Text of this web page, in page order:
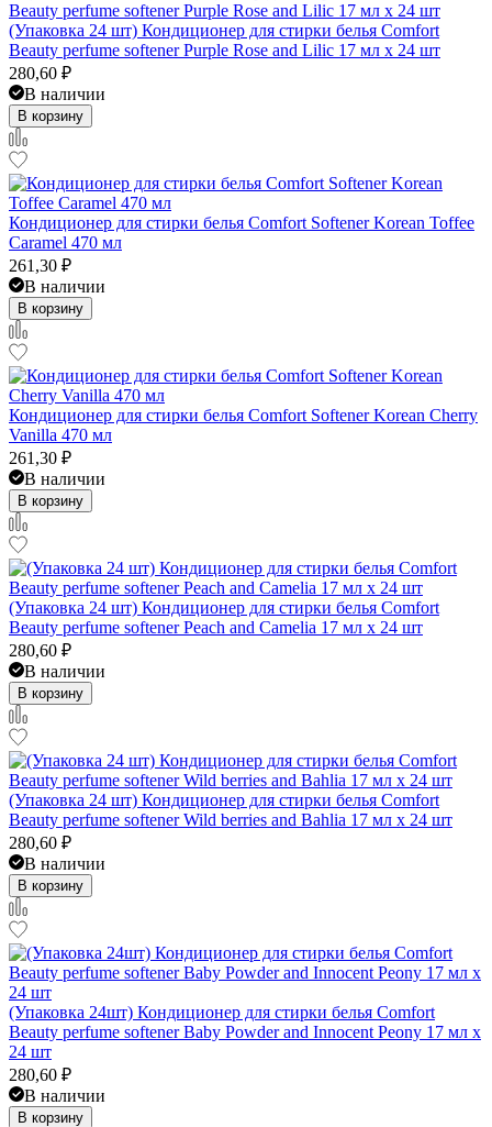
(Упаковка 24 шт) Кондиционер для стирки белья Comfort
Beauty perfume softener Purple Rose and Lilic 17 мл x 24 шт
280,60 ₽
В наличии
В корзину
Кондиционер для стирки белья Comfort Softener Korean Toffee
Caramel 470 мл
261,30 ₽
В наличии
В корзину
Кондиционер для стирки белья Comfort Softener Korean Cherry
Vanilla 470 мл
261,30 ₽
В наличии
В корзину
(Упаковка 24 шт) Кондиционер для стирки белья Comfort
Beauty perfume softener Peach and Camelia 17 мл x 24 шт
280,60 ₽
В наличии
В корзину
(Упаковка 24 шт) Кондиционер для стирки белья Comfort
Beauty perfume softener Wild berries and Bahlia 17 мл x 24 шт
280,60 ₽
В наличии
В корзину
(Упаковка 24шт) Кондиционер для стирки белья Comfort
Beauty perfume softener Baby Powder and Innocent Peony 17 мл x
24 шт
280,60 ₽
В наличии
В корзину